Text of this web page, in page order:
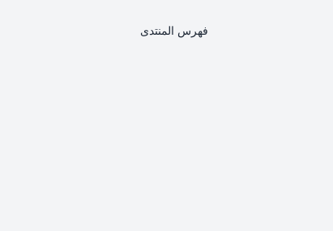
فهرس المنتدى